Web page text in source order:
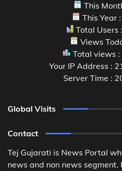
This
This Year
Total Users
Views
Total views
Your IP Address :
Server Time :
Global Visits
Contact
Tej Gujarati is News Portal
news and non news segment.